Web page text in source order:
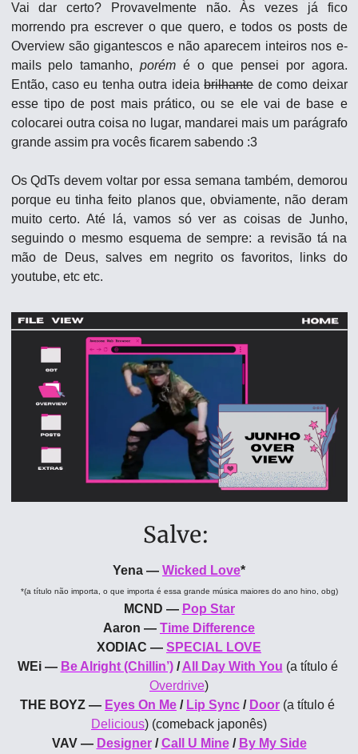
Vai dar certo? Provavelmente não. Às vezes já fico
morrendo pra escrever o que quero, e todos os posts de
Overview são gigantescos e não aparecem inteiros nos e-
mails pelo tamanho, porém é o que pensei por agora.
Então, caso eu tenha outra ideia brilhante de como deixar
esse tipo de post mais prático, ou se ele vai de base e
colocarei outra coisa no lugar, mandarei mais um parágrafo
grande assim pra vocês ficarem sabendo :3
Os QdTs devem voltar por essa semana também, demorou
porque eu tinha feito planos que, obviamente, não deram
muito certo. Até lá, vamos só ver as coisas de Junho,
seguindo o mesmo esquema de sempre: a revisão tá na
mão de Deus, salves em negrito os favoritos, links do
youtube, etc etc.
Salve:
Yena — Wicked Love*
*(a título não importa, o que importa é essa grande música maiores do ano hino, obg)
MCND — Pop Star
Aaron — Time Difference
XODIAC — SPECIAL LOVE
WEi — Be Alright (Chillin’) / All Day With You
(a título é
Overdrive)
THE BOYZ — Eyes On Me / Lip Sync / Door
Delicious) (comeback japonês)
VAV — Designer / Call U Mine / By My Side